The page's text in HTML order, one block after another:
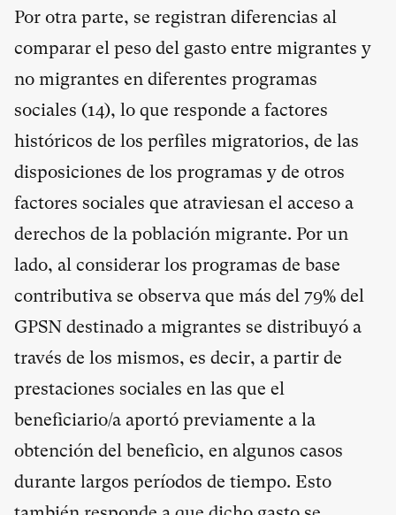
Por otra parte, se registran diferencias al
comparar el peso del gasto entre migrantes y
no migrantes en diferentes programas
sociales (14), lo que responde a factores
históricos de los perfiles migratorios, de las
disposiciones de los programas y de otros
factores sociales que atraviesan el acceso a
derechos de la población migrante. Por un
lado, al considerar los programas de base
contributiva se observa que más del 79% del
GPSN destinado a migrantes se distribuyó a
través de los mismos, es decir, a partir de
prestaciones sociales en las que el
beneficiario/a aportó previamente a la
obtención del beneficio, en algunos casos
durante largos períodos de tiempo. Esto